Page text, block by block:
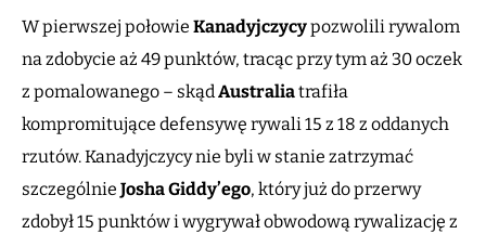
W pierwszej połowie Kanadyjczycypozwolili rywalom
na zdobycie aż 49 punktów, tracąc przy tym aż 30 oczek
z pomalowanego – skądAustraliatrafiła
kompromitujące defensywę rywali 15 z 18 z oddanych
rzutów. Kanadyjczycy nie byli w stanie zatrzymać
szczególnie Josha Giddy’ego, który już do przerwy
zdobył 15 punktów i wygrywał obwodową rywalizację z